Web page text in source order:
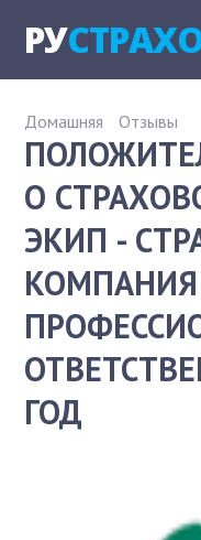
РУ
Домашняя Отзывы
О
ЭКИП -
ГОД